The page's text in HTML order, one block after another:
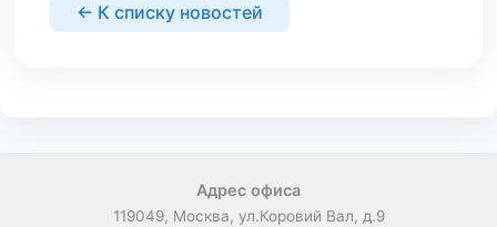
← К списку новостей
Адрес офиса
119049, Москва, ул.Коровий Вал, д.9